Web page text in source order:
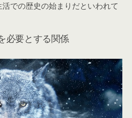
での歴史の始まりだといわれて
必要とする関係